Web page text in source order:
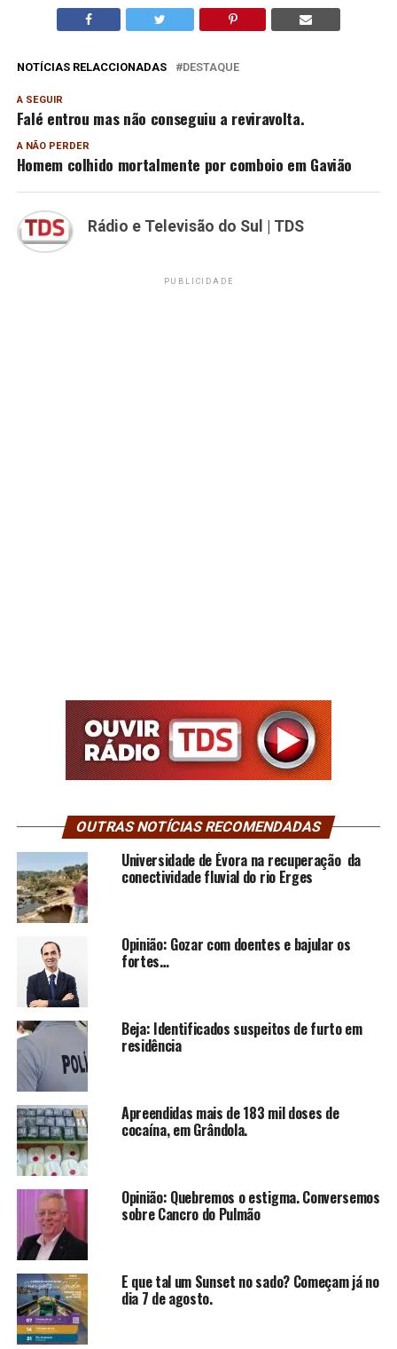
NOTÍCIAS RELACCIONADAS DESTAQUE
A SEGUIR
Falé entrou mas não conseguiu a reviravolta.
A NÃO PERDER
Homem colhido mortalmente por comboio em Gavião
Rádio e Televisão do Sul | TDS
PUBLICIDADE
OUTRAS NOTÍCIAS RECOMENDADAS
Universidade de Évora na recuperação da
conectividade fluvial do rio Erges
Opinião: Gozar com doentes e bajular os
fortes…
Beja: Identificados suspeitos de furto em
residência
Apreendidas mais de 183 mil doses de
cocaína, em Grândola.
Opinião: Quebremos o estigma. Conversemos
sobre Cancro do Pulmão
E que tal um Sunset no sado? Começam já no
dia 7 de agosto.